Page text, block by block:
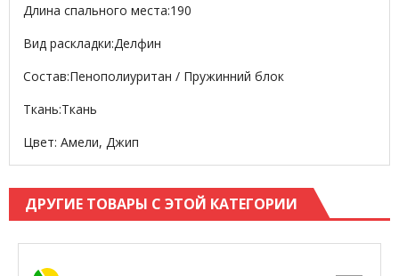
Длина спального места:190
Вид раскладки:Делфин
Состав:Пенополиуритан / Пружинний блок
Ткань:Ткань
Цвет: Амели, Джип
ДРУГИЕ ТОВАРЫ С ЭТОЙ КАТЕГОРИИ